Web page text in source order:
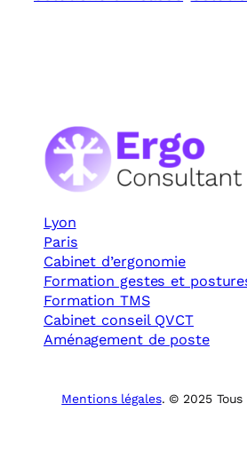
Lyon
Paris
Cabinet d’ergonomie
Formation gestes et
Formation TMS
Cabinet conseil QVCT
Aménagement de poste
Mentions légales. © 2025